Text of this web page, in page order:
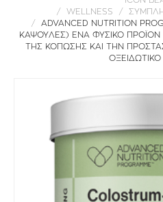
WELLNESS
ADVANCED NUTRITION
ΚΑΨΟΥΛΕΣ) ΕΝΑ ΦΥΣΙΚΟ
ΤΗΣ ΚΟΠΩΣΗΣ ΚΑΙ ΤΗΝ
ΟΞΕΙΔΩΤΙΚΟ